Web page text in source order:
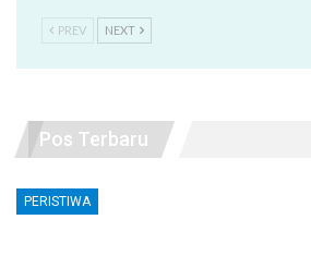
PREV NEXT
Pos Terbaru
PERISTIWA